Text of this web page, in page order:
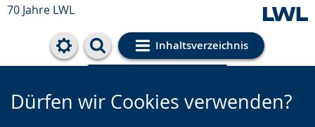
70 Jahre LWL
Inhaltsverzeichnis
Cookie-Einstellungen
Dürfen wir Cookies verwenden?